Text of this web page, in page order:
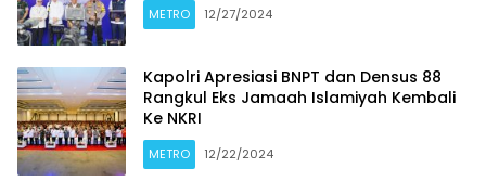
METRO 12/27/2024
Kapolri Apresiasi BNPT dan Densus 88
Rangkul Eks Jamaah Islamiyah Kembali
Ke NKRI
METRO 12/22/2024